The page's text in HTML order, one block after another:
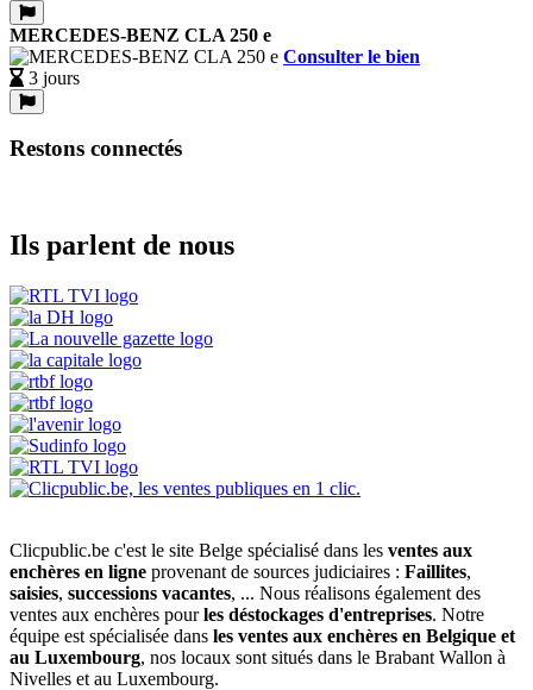
MERCEDES-BENZ CLA 250 e
Consulter le bien
3 jours
Restons connectés
Ils parlent de nous
Clicpublic.be c'est le site Belge spécialisé dans les ventes aux
enchères en ligne provenant de sources judiciaires : Faillites,
saisies, successions vacantes, ... Nous réalisons également des
ventes aux enchères pourles déstockages d'entreprises. Notre
équipe est spécialisée dans les ventes aux enchères en Belgique et
au Luxembourg, nos locaux sont situés dans le Brabant Wallon à
Nivelles et au Luxembourg.